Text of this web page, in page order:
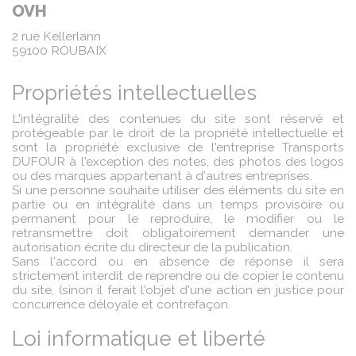
OVH
2 rue Kellerlann
59100 ROUBAIX
Propriétés intellectuelles
L'intégralité des contenues du site sont réservé et
protégeable par le droit de la propriété intellectuelle et
sont la propriété exclusive de l'entreprise Transports
DUFOUR à l'exception des notes, des photos des logos
ou des marques appartenant à d'autres entreprises.
Si une personne souhaite utiliser des éléments du site en
partie ou en intégralité dans un temps provisoire ou
permanent pour le reproduire, le modifier ou le
retransmettre doit obligatoirement demander une
autorisation écrite du directeur de la publication.
Sans l'accord ou en absence de réponse il sera
strictement interdit de reprendre ou de copier le contenu
du site, (sinon il ferait l'objet d'une action en justice pour
concurrence déloyale et contrefaçon.
Loi informatique et liberté